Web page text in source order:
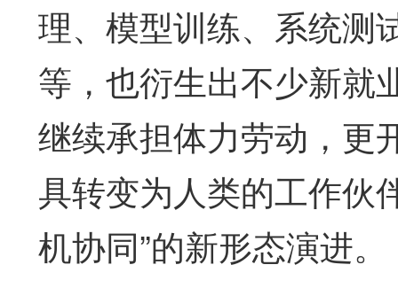
理、模型训练、系统测
等，也衍生出不少新就
继续承担体力劳动，更
具转变为人类的工作伙
机协同”的新形态演进。